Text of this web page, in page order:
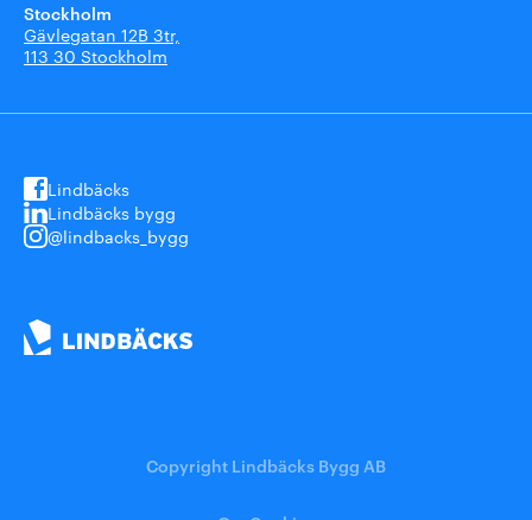
Stockholm
Gävlegatan 12B 3tr,
113 30 Stockholm
Lindbäcks
Lindbäcks bygg
@lindbacks_bygg
Copyright Lindbäcks Bygg AB